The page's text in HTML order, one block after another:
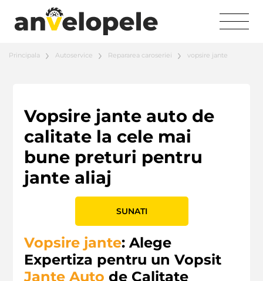
Principala Autoservice Repararea caroseriei vopsire jante
Vopsire jante auto de
calitate la cele mai
bune preturi pentru
jante aliaj
SUNATI
Vopsire jante: Alege
Expertiza pentru un Vopsit
Jante Auto de Calitate